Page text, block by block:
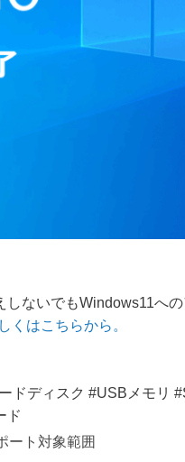
ないでもWindows11へ
くはこちらから。
ドディスク #USBメモリ
ド
ート対象範囲